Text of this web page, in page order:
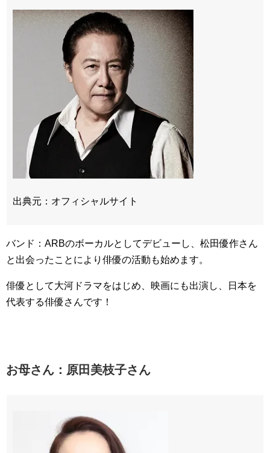
出典元：オフィシャルサイト
バンド：ARBのボーカルとしてデビューし、松田優作さん
と出会ったことにより俳優の活動も始めます。
俳優として大河ドラマをはじめ、映画にも出演し、日本を
代表する俳優さんです！
お母さん：原田美枝子さん